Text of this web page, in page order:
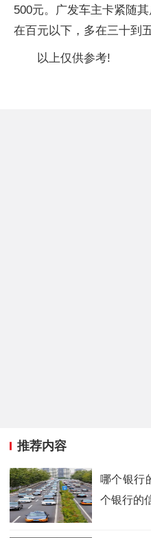
500元。广发车主卡紧随
在百元以下，多在三十到
以上仅供参考!
推荐内容
哪个银行
个银行的